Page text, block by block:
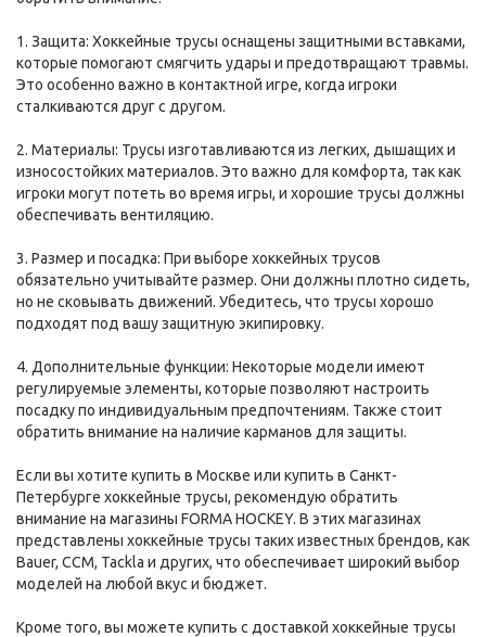
1. Защита: Хоккейные трусы оснащены защитными вставками,
которые помогают смягчить удары и предотвращают травмы.
Это особенно важно в контактной игре, когда игроки
сталкиваются друг с другом.
2. Материалы: Трусы изготавливаются из легких, дышащих и
износостойких материалов. Это важно для комфорта, так как
игроки могут потеть во время игры, и хорошие трусы должны
обеспечивать вентиляцию.
3. Размер и посадка: При выборе хоккейных трусов
обязательно учитывайте размер. Они должны плотно сидеть,
но не сковывать движений. Убедитесь, что трусы хорошо
подходят под вашу защитную экипировку.
4. Дополнительные функции: Некоторые модели имеют
регулируемые элементы, которые позволяют настроить
посадку по индивидуальным предпочтениям. Также стоит
обратить внимание на наличие карманов для защиты.
Если вы хотите купить в Москве или купить в Санкт-
Петербурге хоккейные трусы, рекомендую обратить
внимание на магазины FORMA HOCKEY. В этих магазинах
представлены хоккейные трусы таких известных брендов, как
Bauer, CCM, Tackla и других, что обеспечивает широкий выбор
моделей на любой вкус и бюджет.
Кроме того, вы можете купить с доставкой хоккейные трусы